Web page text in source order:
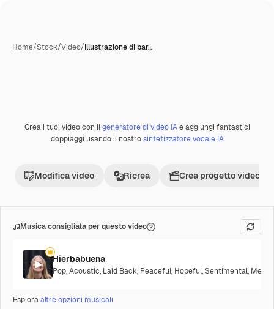
Home/Stock/Video/Illustrazione di bar…
Premium
Crea i tuoi video con ilgeneratore di video IAe aggiungi fantastici
doppiaggi usando il nostrosintetizzatore vocale IA
Modifica video Ricrea Crea progetto video
Musica consigliata per questo video
Hierbabuena
Pop,Acoustic, Laid Back, Peaceful, Hopeful,Sentimental,
Esploraaltre opzioni musicali